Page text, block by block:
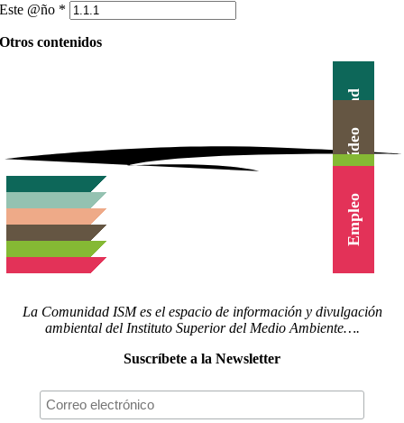
Este @ño *
Otros contenidos
Actualidad
Blog
Agenda
Canal Vídeo
Cursos
Empleo
La Comunidad ISM es el espacio de información y divulgación
ambiental del Instituto Superior del Medio Ambiente….
Suscríbete a la Newsletter